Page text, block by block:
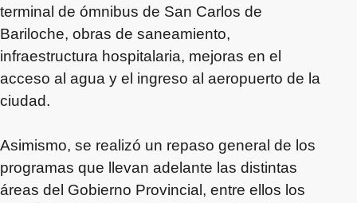
terminal de ómnibus de San Carlos de
Bariloche, obras de saneamiento,
infraestructura hospitalaria, mejoras en el
acceso al agua y el ingreso al aeropuerto de la
ciudad.
Asimismo, se realizó un repaso general de los
programas que llevan adelante las distintas
áreas del Gobierno Provincial, entre ellos los